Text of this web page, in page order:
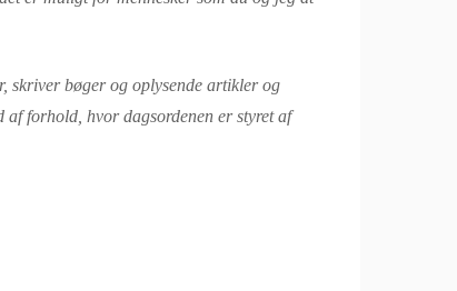
skriver bøger og oplysende artikler og
af forhold, hvor dagsordenen er styret af